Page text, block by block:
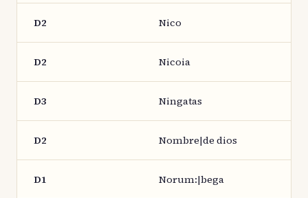
D2 Nico
D2 Nicoia
D3 Ningatas
D2 Nombre|de dios
D1 Norum:|bega